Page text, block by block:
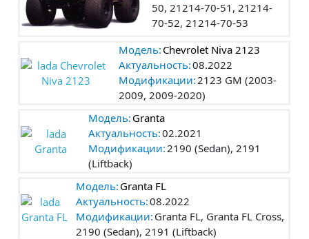
50, 21214-70-51, 21214-
70-52, 21214-70-53
Модель: Chevrolet Niva 2123
Актуальность:08.2022
Модификации:2123 GM (2003-
2009, 2009-2020)
Модель: Granta
Актуальность:02.2021
Модификации:2190 (Sedan), 2191
(Liftback)
Модель: Granta FL
Актуальность:08.2022
Модификации: Granta FL, Granta FL Cross,
2190 (Sedan), 2191 (Liftback)